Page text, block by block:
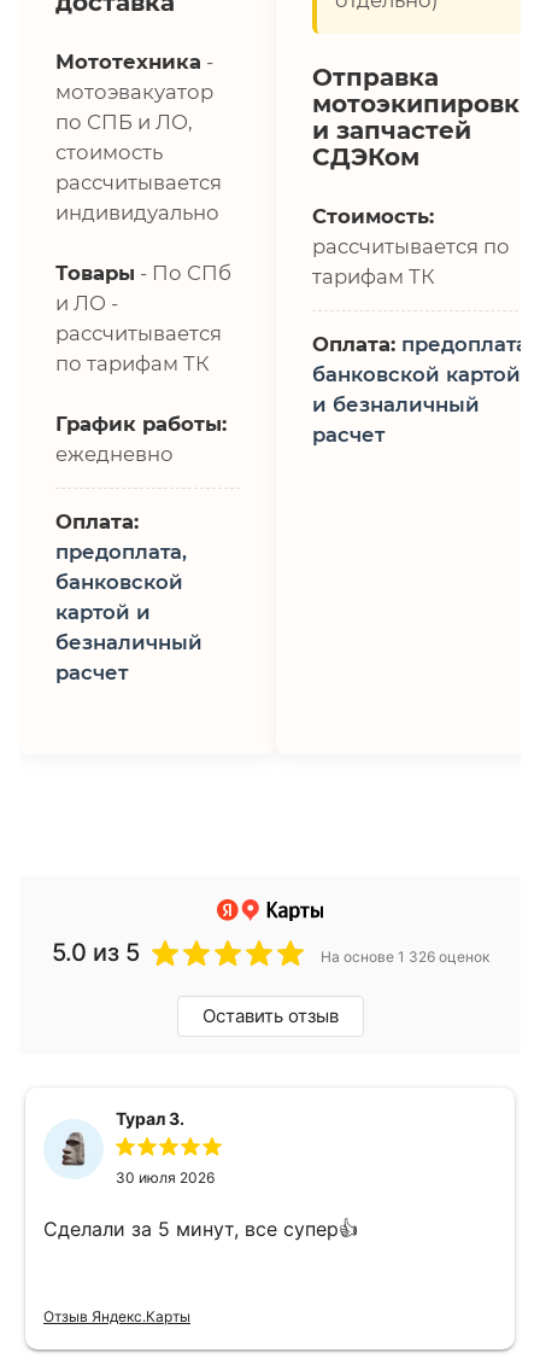
Мототехника -
мотоэвакуатор
по СПБ и ЛО,
стоимость
рассчитывается
индивидуально
Товары - По СПб
и ЛО -
рассчитывается
по тарифам ТК
График работы:
ежедневно
Оплата:
предоплата,
банковской
картой и
безналичный
расчет
Отправка
мотоэкипировки
и запчастей
СДЭКом
Стоимость:
рассчитывается по
тарифам ТК
Оплата: предоплата,
банковской картой
и безналичный
расчет
5.0 из 5 На основе 1 326 оценок
Оставить отзыв
Турал З.
30 июля 2026
Сделали за 5 минут, все супер👍
Отзыв Яндекс.Карты